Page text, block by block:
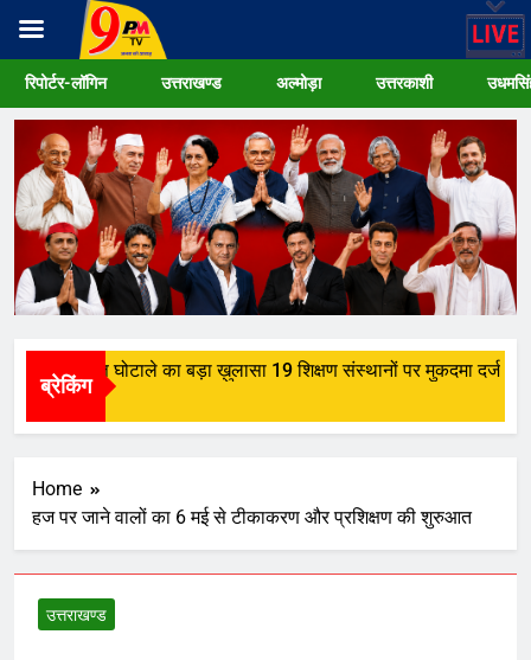
Skip
content
रिपोर्टर-लॉगिन उत्तराखण्ड अल्मोड़ा उत्तरकाशी
ब्रेकिंग
में छात्रवृत्ति घोटाले का बड़ा ख़ुलासा 19 शिक्षण संस्थानों पर मुकदमा दर्ज
Home
हज पर जाने वालों का 6 मई से टीकाकरण और प्रशिक्षण की शुरुआत
उत्तराखण्ड